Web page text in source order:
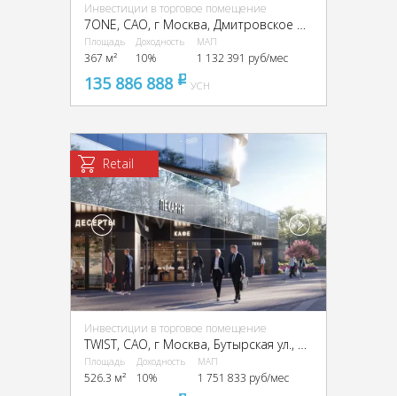
Инвестиции в торговое помещение
7ONE, CАО, г Москва, Дмитровское ш., 71Б
Площадь
367 м²
Доходность
10%
МАП
1 132 391 руб/мес
135 886 888 pуб
УСН
Retail
Инвестиции в торговое помещение
TWIST, CАО, г Москва, Бутырская ул., вл. 1
Площадь
526.3 м²
Доходность
10%
МАП
1 751 833 руб/мес